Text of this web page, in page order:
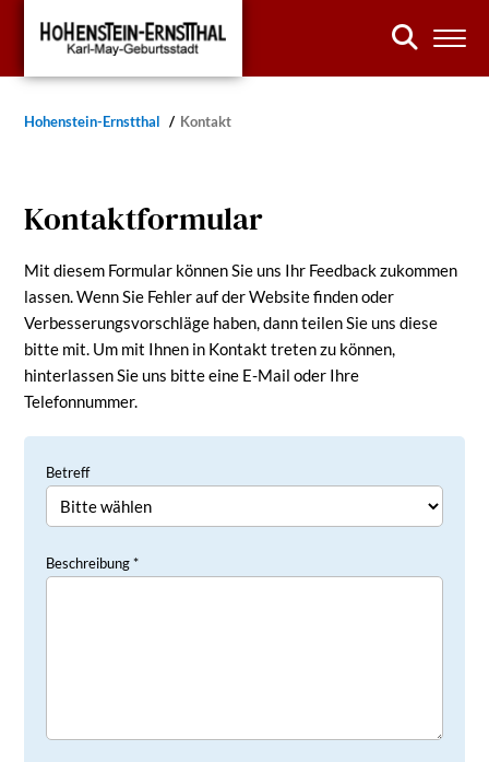
Hohenstein-Ernstthal Kontakt
Kontaktformular
Mit diesem Formular können Sie uns Ihr Feedback zukommen
lassen. Wenn Sie Fehler auf der Website finden oder
Verbesserungsvorschläge haben, dann teilen Sie uns diese
bitte mit. Um mit Ihnen in Kontakt treten zu können,
hinterlassen Sie uns bitte eine E-Mail oder Ihre
Telefonnummer.
Betreff
Beschreibung *